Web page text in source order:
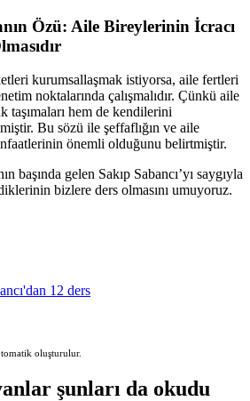
Özü: Aile Bireylerinin İcracı
kurumsallaşmak istiyorsa, aile fertleri
noktalarında çalışmalıdır. Çünkü aile
hem de kendilerini
Bu sözü ile şeffaflığın ve aile
önemli olduğunu belirtmiştir.
başında gelen Sakıp Sabancı’yı saygıyla
bizlere ders olmasını umuyoruz.
12 ders
oluşturulur.
şunları da okudu